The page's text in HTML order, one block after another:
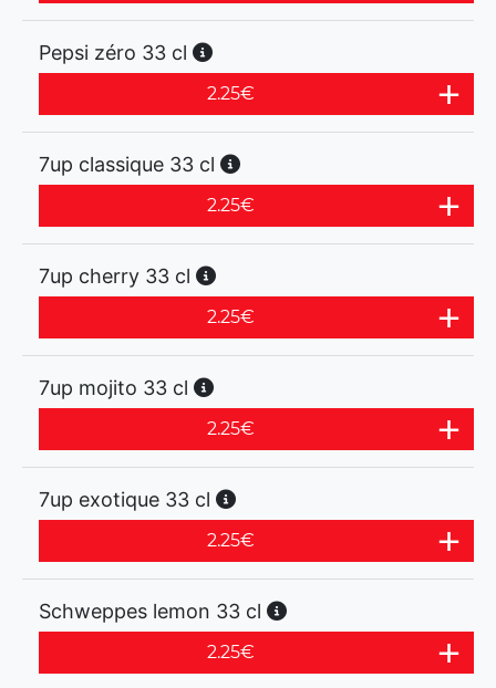
Pepsi zéro 33 cl
2.25€
7up classique 33 cl
2.25€
7up cherry 33 cl
2.25€
7up mojito 33 cl
2.25€
7up exotique 33 cl
2.25€
Schweppes lemon 33 cl
2.25€